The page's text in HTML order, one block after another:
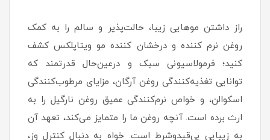
راز داشتن موهایی زیبا، حالت‌پذیر و سالم را به کمک
روغن نرم کننده و درخشان کننده مو ویتاپلکس کشف
کنید؛ فرمولاسیونی سبک و درعین‌حال قدرتمند که
توانایی تغذیه‌کنندگی روغن آرگان، مزایای مرطوب‌کنندگی
اسکوالن، و خواص نرم‌کنندگی عمیق روغن نارگیل را به
ارث برده است. آنچه روغن ما را متمایز می‌کند، تعهد آن
به زیبایی بی‌قیدوشرط است. خواه به دنبال کنترل وِز،